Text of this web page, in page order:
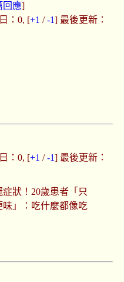
回應]
：0, [+1 /-1] 最後更新：
：0, [+1 /-1] 最後更新：
狀！20歲患者「只
味」：吃什麼都像吃